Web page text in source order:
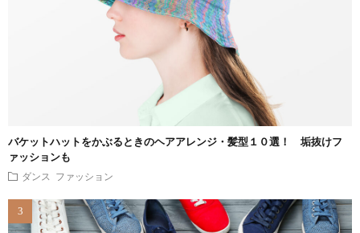
バケットハットをかぶるときのヘアアレンジ・髪型１０選！ 垢抜けフ
ァッションも
ダンス ファッション